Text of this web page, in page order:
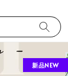
新品NEW